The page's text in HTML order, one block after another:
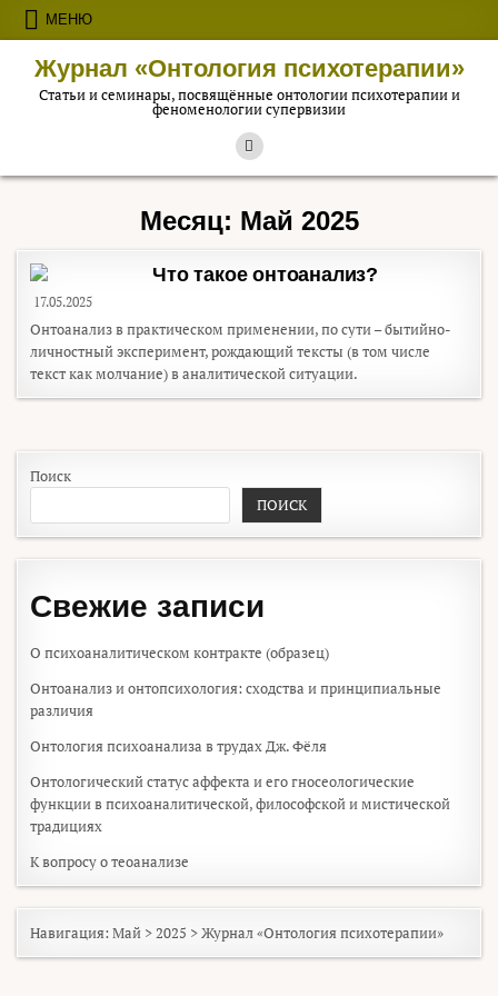
Перейти к содержимому
МЕНЮ
Журнал «Онтология психотерапии»
Статьи и семинары, посвящённые онтологии психотерапии и
феноменологии супервизии
Месяц: Май 2025
Что такое онтоанализ?
17.05.2025
Онтоанализ в практическом применении, по сути – бытийно-
личностный эксперимент, рождающий тексты (в том числе
текст как молчание) в аналитической ситуации.
Поиск
ПОИСК
Свежие записи
О психоаналитическом контракте (образец)
Онтоанализ и онтопсихология: сходства и принципиальные
различия
Онтология психоанализа в трудах Дж. Фёля
Онтологический статус аффекта и его гносеологические
функции в психоаналитической, философской и мистической
традициях
К вопросу о теоанализе
Навигация:Май >2025 >Журнал «Онтология психотерапии»